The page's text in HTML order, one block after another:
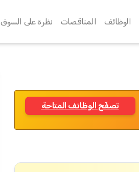
الوظائف المناقصات نظرة على السوق
تصفّح الوظائف المتاحة